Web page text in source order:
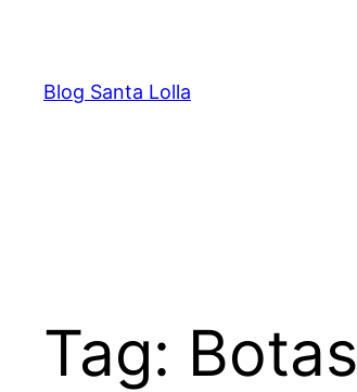
Blog Santa Lolla
Tag: Botas